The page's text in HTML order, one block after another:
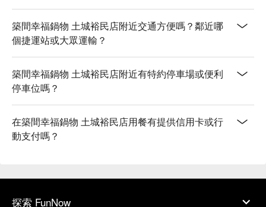
築間幸福鍋物 土城裕民店附近交通方便嗎？鄰近哪
個捷運站或大眾運輸？
築間幸福鍋物 土城裕民店附近有特約停車場或便利
停車位嗎？
在築間幸福鍋物 土城裕民店用餐有提供信用卡或行
動支付嗎？
探索 FunNow